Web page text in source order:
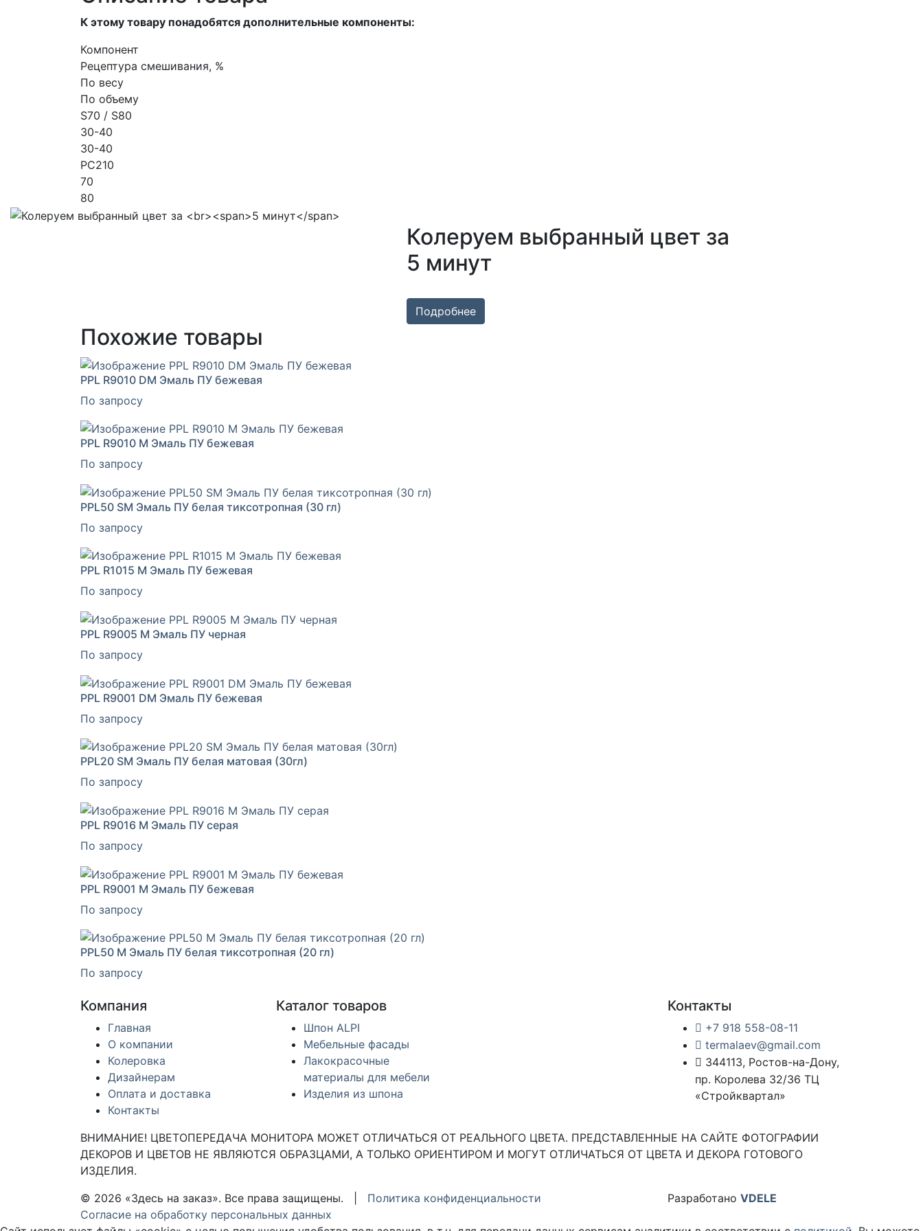
К этому товару понадобятся дополнительные компоненты:
Компонент
Рецептура смешивания, %
По весу
По объему
S70 / S80
30-40
30-40
PC210
70
80
Колеруем выбранный цвет за
5 минут
Подробнее
Похожие товары
PPL R9010 DM Эмаль ПУ бежевая
По запросу
PPL R9010 M Эмаль ПУ бежевая
По запросу
PPL50 SM Эмаль ПУ белая тиксотропная (30 гл)
По запросу
PPL R1015 M Эмаль ПУ бежевая
По запросу
PPL R9005 M Эмаль ПУ черная
По запросу
PPL R9001 DM Эмаль ПУ бежевая
По запросу
PPL20 SM Эмаль ПУ белая матовая (30гл)
По запросу
PPL R9016 M Эмаль ПУ серая
По запросу
PPL R9001 М Эмаль ПУ бежевая
По запросу
PPL50 M Эмаль ПУ белая тиксотропная (20 гл)
По запросу
Компания
Главная
О компании
Колеровка
Дизайнерам
Оплата и доставка
Контакты
Каталог товаров
Шпон ALPI
Мебельные фасады
Лакокрасочные
материалы для мебели
Изделия из шпона
Контакты
+7 918 558-08-11
termalaev@gmail.com
344113, Ростов-на-Дону,
пр. Королева 32/36 ТЦ
«Стройквартал»
ВНИМАНИЕ! ЦВЕТОПЕРЕДАЧА МОНИТОРА МОЖЕТ ОТЛИЧАТЬСЯ ОТ РЕАЛЬНОГО ЦВЕТА. ПРЕДСТАВЛЕННЫЕ НА САЙТЕ ФОТОГРАФИИ
ДЕКОРОВ И ЦВЕТОВ НЕ ЯВЛЯЮТСЯ ОБРАЗЦАМИ, А ТОЛЬКО ОРИЕНТИРОМ И МОГУТ ОТЛИЧАТЬСЯ ОТ ЦВЕТА И ДЕКОРА ГОТОВОГО
ИЗДЕЛИЯ.
© 2026 «Здесь на заказ». Все права защищены. | Политика конфиденциальности
Согласие на обработку персональных данных
Разработано VDELE